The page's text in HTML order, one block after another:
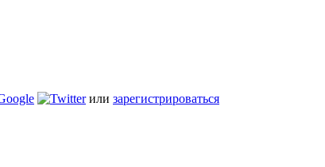
или зарегистрироваться